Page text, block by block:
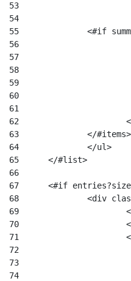
53
54
55
<#if
56
57
58
59
60
61
62
63
		</#items>
64
		</ul>
65
	</#list>
66
67
<#if
68
<div
69
70
71
72
73
74